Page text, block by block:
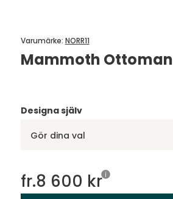
Mammoth Ottoman
Varumärke: NORR11
Designa själv
Gör dina val
fr.8 600 kr